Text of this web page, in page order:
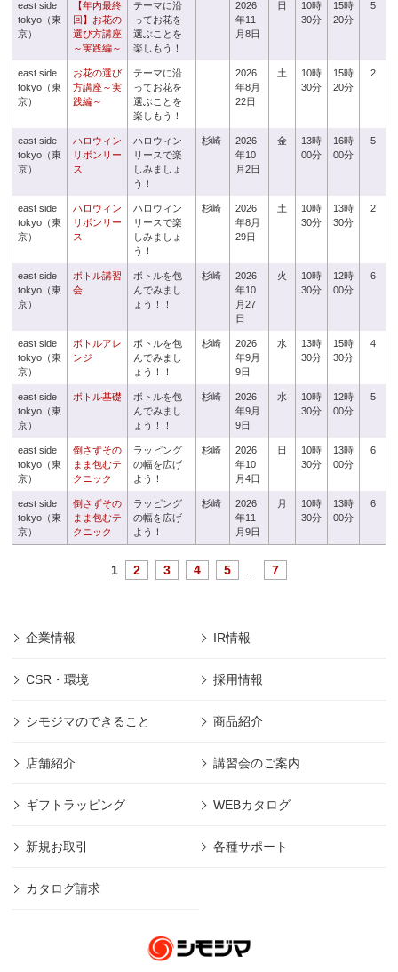
east side
tokyo（東
京）
【年内最終
回】お花の
選び方講座
～実践編～
テーマに沿
ってお花を
選ぶことを
楽しもう！
2026
年11
月8日
日
10時
30分
15時
20分
5
east side
tokyo（東
京）
お花の選び
方講座～実
践編～
テーマに沿
ってお花を
選ぶことを
楽しもう！
2026
年8月
22日
土
10時
30分
15時
20分
2
east side
tokyo（東
京）
ハロウィン
リボンリー
ス
ハロウィン
リースで楽
しみましょ
う！
杉崎
2026
年10
月2日
金
13時
00分
16時
00分
5
east side
tokyo（東
京）
ハロウィン
リボンリー
ス
ハロウィン
リースで楽
しみましょ
う！
杉崎
2026
年8月
29日
土
10時
30分
13時
30分
2
east side
tokyo（東
京）
ボトル講習
会
ボトルを包
んでみまし
ょう！！
杉崎
2026
年10
月27
日
火
10時
30分
12時
00分
6
east side
tokyo（東
京）
ボトルアレ
ンジ
ボトルを包
んでみまし
ょう！！
杉崎
2026
年9月
9日
水
13時
30分
15時
30分
4
east side
tokyo（東
京）
ボトル基礎
ボトルを包
んでみまし
ょう！！
杉崎
2026
年9月
9日
水
10時
30分
12時
00分
5
east side
tokyo（東
京）
倒さずその
まま包むテ
クニック
ラッピング
の幅を広げ
よう！
杉崎
2026
年10
月4日
日
10時
30分
13時
00分
6
east side
tokyo（東
京）
倒さずその
まま包むテ
クニック
ラッピング
の幅を広げ
よう！
杉崎
2026
年11
月9日
月
10時
30分
13時
00分
6
1 2 3 4 5 7
企業情報 IR情報
CSR・環境 採用情報
シモジマのできること 商品紹介
店舗紹介 講習会のご案内
ギフトラッピング WEBカタログ
新規お取引 各種サポート
カタログ請求